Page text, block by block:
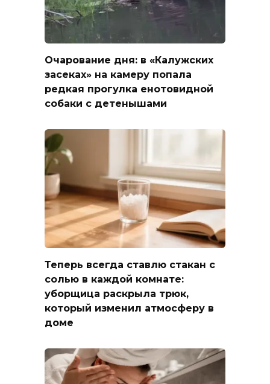
Очарование дня: в «Калужских
засеках» на камеру попала
редкая прогулка енотовидной
собаки с детенышами
Теперь всегда ставлю стакан с
солью в каждой комнате:
уборщица раскрыла трюк,
который изменил атмосферу в
доме